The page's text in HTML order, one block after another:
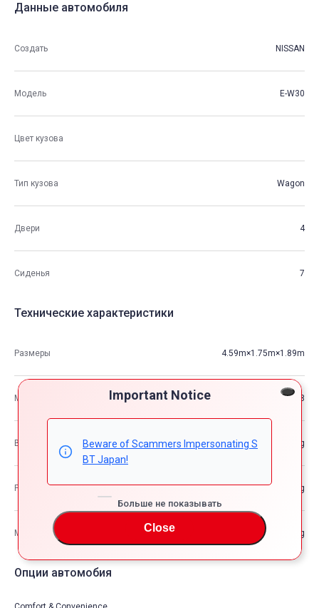
Important Notice
Beware of Scammers Impersonating S
BT Japan!
Больше не показывать
Close
Данные автомобиля
Создать NISSAN
Модель E-W30
Цвет кузова
Тип кузова Wagon
Двери 4
Сиденья 7
Технические характеристики
Размеры 4.59m×1.75m×1.89m
М3 14.98
Вес автомобиля —kg
Разрешенная максимальная масса транспортного средства —kg
Максимальная грузоподъемность —kg
Опции автомобия